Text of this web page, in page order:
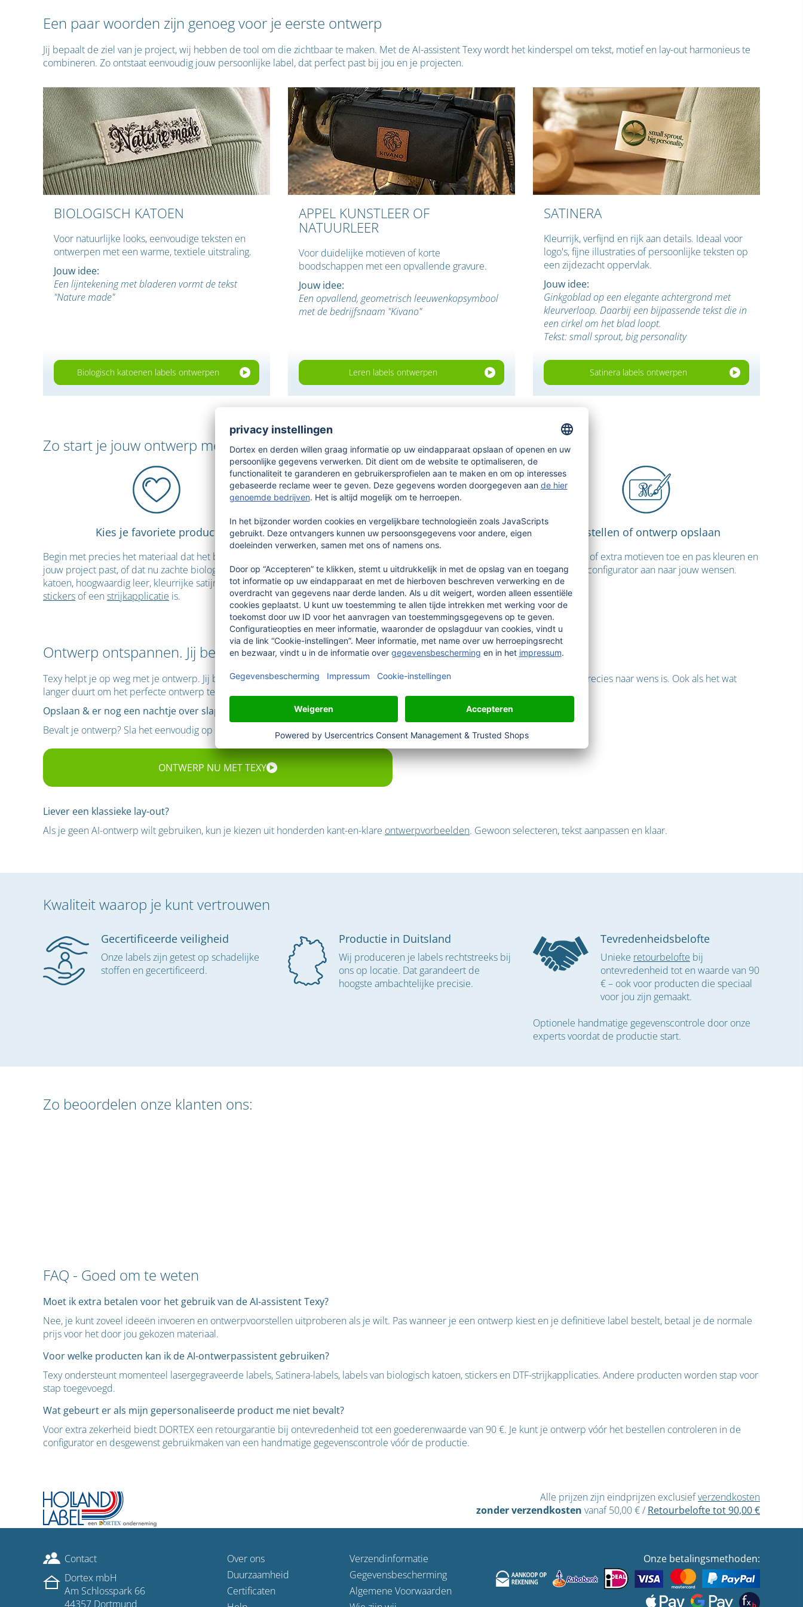
Een paar woorden zijn genoeg voor je eerste ontwerp
Jij bepaalt de ziel van je project, wij hebben de tool om die zichtbaar te maken. Met de AI-assistent Texy wordt het kinderspel om tekst, motief en lay-out harmonieus te
combineren. Zo ontstaat eenvoudig jouw persoonlijke label, dat perfect past bij jou en je projecten.
BIOLOGISCH KATOEN
Voor natuurlijke looks, eenvoudige teksten en
ontwerpen met een warme, textiele uitstraling.
Jouw idee:
Een lijntekening met bladeren vormt de tekst
"Nature made"
Biologisch katoenen labels ontwerpen
APPEL KUNSTLEER OF
NATUURLEER
Voor duidelijke motieven of korte
boodschappen met een opvallende gravure.
Jouw idee:
Een opvallend, geometrisch leeuwenkopsymbool
met de bedrijfsnaam "Kivano"
Leren labels ontwerpen
SATINERA
Kleurrijk, verfijnd en rijk aan details. Ideaal voor
logo's, fijne illustraties of persoonlijke teksten op
een zijdezacht oppervlak.
Jouw idee:
Ginkgoblad op een elegante achtergrond met
kleurverloop. Daarbij een bijpassende tekst die in
een cirkel om het blad loopt.
Tekst: small sprout, big personality
Satinera labels ontwerpen
Zo start je jouw ontwerp met Texy
Kies je favoriete product
Begin met precies het materiaal dat het beste bij
jouw project past, of dat nu zachte biologische
katoen, hoogwaardig leer, kleurrijke satijnen labels,
stickers of eenstrijkapplicatie is.
Beschrijf je idee
woorden welk motief je graag wilt hebben. Op je
smartphone kun je je idee ook eenvoudig inspreken
als spraakbericht.
Bestellen of ontwerp opslaan
Voeg teksten of extra motieven toe en pas kleuren en
details in de configurator aan naar jouw wensen.
Ontwerp ontspannen. Jij bepaalt wat je bestelt.
Texy helpt je op weg met je ontwerp. Jij bekijkt het voorstel, past je product aan in de configurator en bestelt pas wanneer alles precies naar wens is. Ook als het wat
langer duurt om het perfecte ontwerp te maken, stellen wij onze AI-ontwerpassistent volledig gratis ter beschikking.
Opslaan & er nog een nachtje over slapen:
Bevalt je ontwerp? Sla het eenvoudig op in je klantaccount of deel het via e-mail.
ONTWERP NU MET TEXY
Liever een klassieke lay-out?
Als je geen AI-ontwerp wilt gebruiken, kun je kiezen uit honderden kant-en-klare ontwerpvorbeelden. Gewoon selecteren, tekst aanpassen en klaar.
Kwaliteit waarop je kunt vertrouwen
Gecertificeerde veiligheid
Onze labels zijn getest op schadelijke
stoffen en gecertificeerd.
Productie in Duitsland
Wij produceren je labels rechtstreeks bij
ons op locatie. Dat garandeert de
hoogste ambachtelijke precisie.
Tevredenheidsbelofte
Unieke retourbelofte bij
ontevredenheid tot en waarde van 90
€ – ook voor producten die speciaal
voor jou zijn gemaakt.
Optionele handmatige gegevenscontrole door onze
experts voordat de productie start.
Zo beoordelen onze klanten ons:
FAQ - Goed om te weten
Moet ik extra betalen voor het gebruik van de AI-assistent Texy?
Nee, je kunt zoveel ideeën invoeren en ontwerpvoorstellen uitproberen als je wilt. Pas wanneer je een ontwerp kiest en je definitieve label bestelt, betaal je de normale
prijs voor het door jou gekozen materiaal.
Voor welke producten kan ik de AI-ontwerpassistent gebruiken?
Texy ondersteunt momenteel lasergegraveerde labels, Satinera-labels, labels van biologisch katoen, stickers en DTF-strijkapplicaties. Andere producten worden stap voor
stap toegevoegd.
Wat gebeurt er als mijn gepersonaliseerde product me niet bevalt?
Voor extra zekerheid biedt DORTEX een retourgarantie bij ontevredenheid tot een goederenwaarde van 90 €. Je kunt je ontwerp vóór het bestellen controleren in de
configurator en desgewenst gebruikmaken van een handmatige gegevenscontrole vóór de productie.
Alle prijzen zijn eindprijzen exclusiefverzendkosten
zonder verzendkosten vanaf 50,00 €/ Retourbelofte tot 90,00 €
Contact
Dortex mbH
Am Schlosspark 66
44357 Dortmund
Over ons
Duurzaamheid
Certificaten
Verzendinformatie
Gegevensbescherming
Algemene Voorwaarden
Onze betalingsmethoden: